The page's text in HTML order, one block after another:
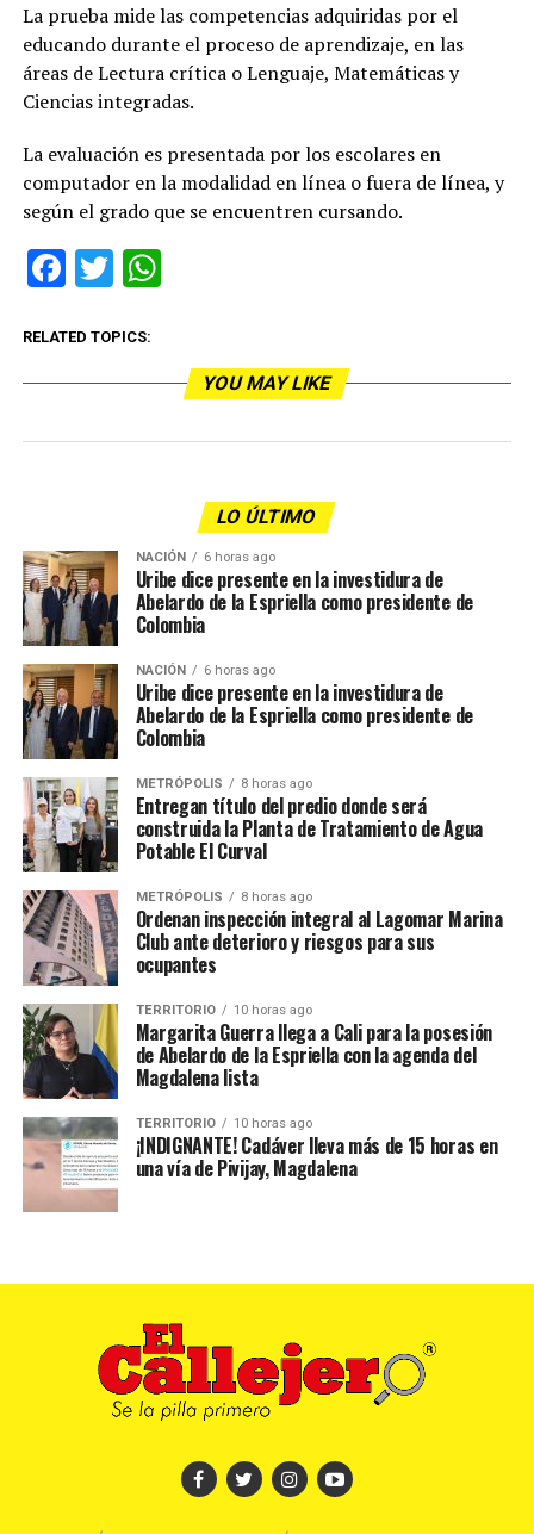
La prueba mide las competencias adquiridas por el
educando durante el proceso de aprendizaje, en las
áreas de Lectura crítica o Lenguaje, Matemáticas y
Ciencias integradas.
La evaluación es presentada por los escolares en
computador en la modalidad en línea o fuera de línea, y
según el grado que se encuentren cursando.
Facebook
TwitterWhatsApp
RELATED TOPICS:
YOU MAY LIKE
LO ÚLTIMO
NACIÓN 6 horas ago
Uribe dice presente en la investidura de
Abelardo de la Espriella como presidente de
Colombia
NACIÓN 6 horas ago
Uribe dice presente en la investidura de
Abelardo de la Espriella como presidente de
Colombia
METRÓPOLIS 8 horas ago
Entregan título del predio donde será
construida la Planta de Tratamiento de Agua
Potable El Curval
METRÓPOLIS 8 horas ago
Ordenan inspección integral al Lagomar Marina
Club ante deterioro y riesgos para sus
ocupantes
TERRITORIO 10 horas ago
Margarita Guerra llega a Cali para la posesión
de Abelardo de la Espriella con la agenda del
Magdalena lista
TERRITORIO 10 horas ago
¡INDIGNANTE! Cadáver lleva más de 15 horas en
una vía de Pivijay, Magdalena